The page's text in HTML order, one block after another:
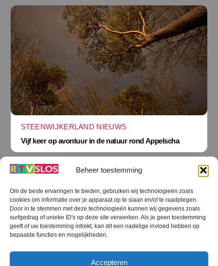
Beheer toestemming
Om de beste ervaringen te bieden, gebruiken wij technologieën zoals
cookies om informatie over je apparaat op te slaan en/of te raadplegen.
Door in te stemmen met deze technologieën kunnen wij gegevens zoals
surfgedrag of unieke ID's op deze site verwerken. Als je geen toestemming
geeft of uw toestemming intrekt, kan dit een nadelige invloed hebben op
bepaalde functies en mogelijkheden.
Accepteren
STEENWIJKERLAND NIEUWS
Vijf keer op avontuur in de natuur rond Appelscha
Terug
naar
boven
RTV SLOS